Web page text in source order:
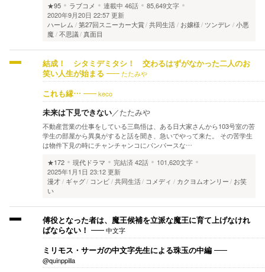
★95
ラブコメ 連載中 46話
85,649文字
2020年9月20日 22:57 更新
ハーレム
第27回スニーカー大賞 共同生活 お嬢様 ツンデレ
小悪
魔 不思議 真面目
結成！ シタミデミタシ！ 交わるはずがなかった二人のお
笑い人生が始まる
たたみや
これも縁… keco
未来は下見できない／たたみや
不動産営業の仕事をしている三島悟は、ある日大家さんから103号室の苦
学生の部屋から異臭がすると話を聞き、急いでやって来た。 その苦学生
は物件下見の時にチャンチャンコにパンパースな…
★172
現代ドラマ 完結済42話
101,620文字
2025年1月1日 23:12 更新
漫才
ギャグ コンビ 共同生活 コメディ カクヨムオンリー
お笑
い
傅役となった者は、魔王候補を立派な魔王に育て上げなけれ
ばならない！
中文字
ミリモス・サーガの中文字先生による珠玉の中編
@quinppilla